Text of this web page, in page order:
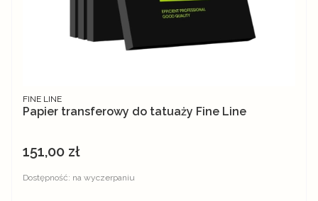
Papier transferowy do tatuaży Fine Line
PRODUCENT
FINE LINE
Cena
151,00 zł
Dostępność: na wyczerpaniu